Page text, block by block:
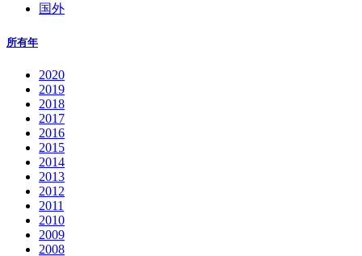
国外
所有年
2020
2019
2018
2017
2016
2015
2014
2013
2012
2011
2010
2009
2008